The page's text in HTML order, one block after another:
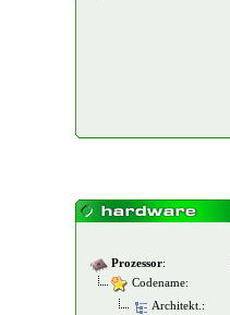
Prozessor:
Codename:
Architekt.: